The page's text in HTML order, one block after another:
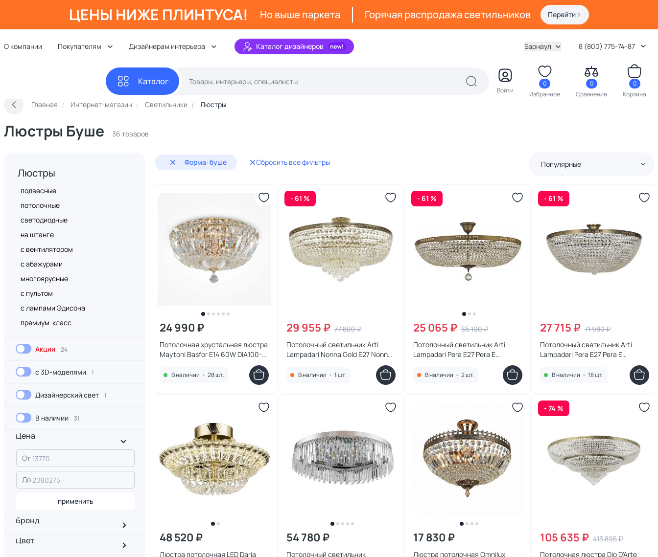
ЦЕНЫ НИЖЕ ПЛИНТУСА! Но выше паркета Горячая распродажа светильников Перейти
О компании Покупателям Дизайнерам интерьера Каталог дизайнеров Барнаул 8 (800) 775-74-87
Каталог
Войти
0
Избранное
0
Сравнение
0
Корзина
Главная Интернет-магазин Светильники Люстры
Люстры Буше 36 товаров
Люстры
подвесные
потолочные
светодиодные
на штанге
с вентилятором
с абажурами
многоярусные
с пультом
с лампами Эдисона
премиум-класс
Акции 24
с 3D-моделями 1
Дизайнерский свет 1
В наличии 31
Цена
От
До
применить
Бренд
Цвет
Форма: буше Сбросить все фильтры Популярные
24 990 ₽
Потолочная хрустальная люстра
Maytoni Basfor E14 60W DIA100-
В наличии • 28 шт.
- 61 %
29 955 ₽ 77 800 ₽
Потолочный светильник Arti
Lampadari Nonna Gold E27 Nonna
В наличии • 1 шт.
- 61 %
25 065 ₽ 65 100 ₽
Потолочный светильник Arti
Lampadari Pera E27 Pera E
В наличии • 2 шт.
- 61 %
27 715 ₽ 71 980 ₽
Потолочный светильник Arti
Lampadari Pera E27 Pera E
В наличии • 18 шт.
48 520 ₽
Люстра потолочная LED Daria
54 780 ₽
Потолочный светильник
17 830 ₽
Люстра потолочная Omnilux
- 74 %
105 635 ₽ 413 895 ₽
Потолочная люстра Dio D'Arte